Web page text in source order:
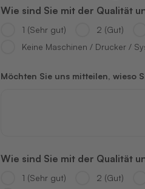
Wie sind Sie mit der Qualität
1 (Sehr gut) 2 (Gut)
Keine Maschinen / Drucker /
Möchten Sie uns mitteilen, wieso
Wie sind Sie mit der Qualität
1 (Sehr gut) 2 (Gut)